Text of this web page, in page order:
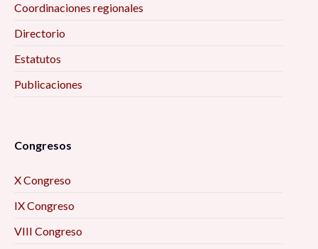
Coordinaciones regionales
Directorio
Estatutos
Publicaciones
Congresos
X Congreso
IX Congreso
VIII Congreso